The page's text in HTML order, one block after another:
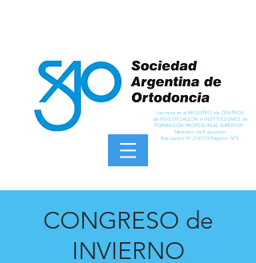
Inscripta en el REGISTRO de CENTROS
de INVESTIGACIÓN e INSTITUCIONES de
FORMACIÓN PROFESIONAL SUPERIOR.
Ministerio de Educación
Resolución Nº 2147/13 Registro Nº3
CONGRESO de
INVIERNO